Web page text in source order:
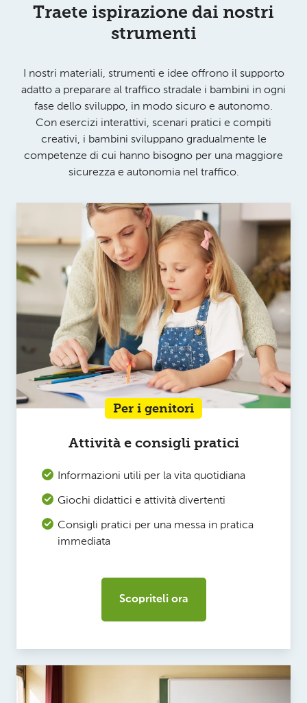
Traete ispirazione dai nostri
strumenti
I nostri materiali, strumenti e idee offrono il supporto
adatto a preparare al traffico stradale i bambini in ogni
fase dello sviluppo, in modo sicuro e autonomo.
Con esercizi interattivi, scenari pratici e compiti
creativi, i bambini sviluppano gradualmente le
competenze di cui hanno bisogno per una maggiore
sicurezza e autonomia nel traffico.
Per i genitori
Attività e consigli pratici
Informazioni utili per la vita quotidiana
Giochi didattici e attività divertenti
Consigli pratici per una messa in pratica
immediata
Scopriteli ora